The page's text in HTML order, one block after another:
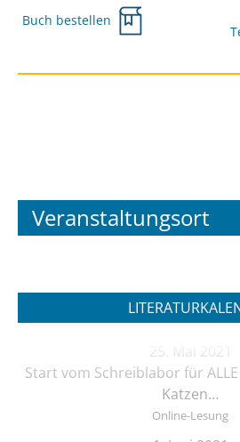
Buch bestellen
Veranstaltungsort
25. Mai 2021
Start vom Schreiblabor für
Katzen…
Online-Lesung